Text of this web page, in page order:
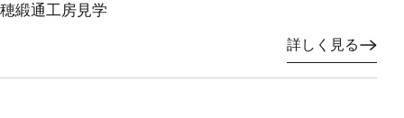
穂緞通工房見学
詳しく見る